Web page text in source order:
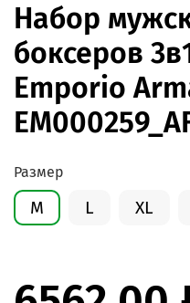
Набор
боксеров
Emporio
Размер
M L XL